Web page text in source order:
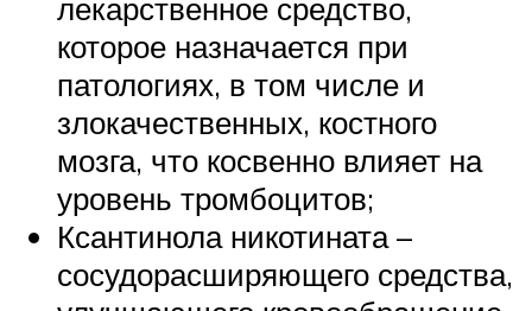
лекарственное средство,
которое назначается при
патологиях, в том числе и
злокачественных, костного
мозга, что косвенно влияет на
уровень тромбоцитов;
Ксантинола никотината –
сосудорасширяющего средства,